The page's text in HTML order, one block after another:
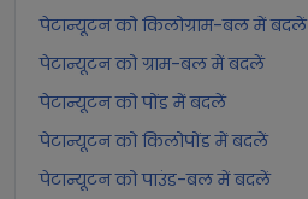
पेटान्यूटन को किलोग्राम-बल में बदलें
पेटान्यूटन को ग्राम-बल में बदलें
पेटान्यूटन को पोंड में बदलें
पेटान्यूटन को किलोपोंड में बदलें
पेटान्यूटन को पाउंड-बल में बदलें